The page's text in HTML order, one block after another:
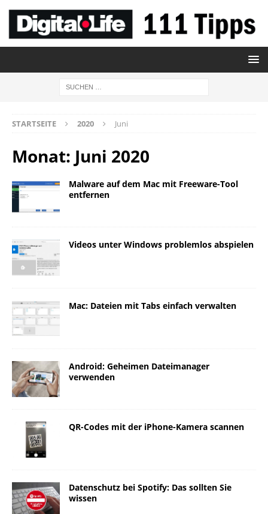
STARTSEITE 2020 Juni
Monat: Juni 2020
Malware auf dem Mac mit Freeware-Tool
entfernen
Videos unter Windows problemlos abspielen
Mac: Dateien mit Tabs einfach verwalten
Android: Geheimen Dateimanager
verwenden
QR-Codes mit der iPhone-Kamera scannen
Datenschutz bei Spotify: Das sollten Sie
wissen